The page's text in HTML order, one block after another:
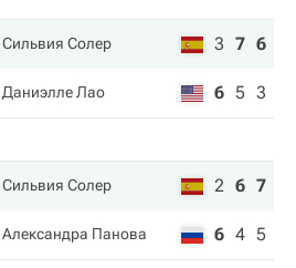
Сильвия Солер 3 7 6
Даниэлле Лао 6 5 3
Сильвия Солер 2 6 7
Александра Панова 6 4 5